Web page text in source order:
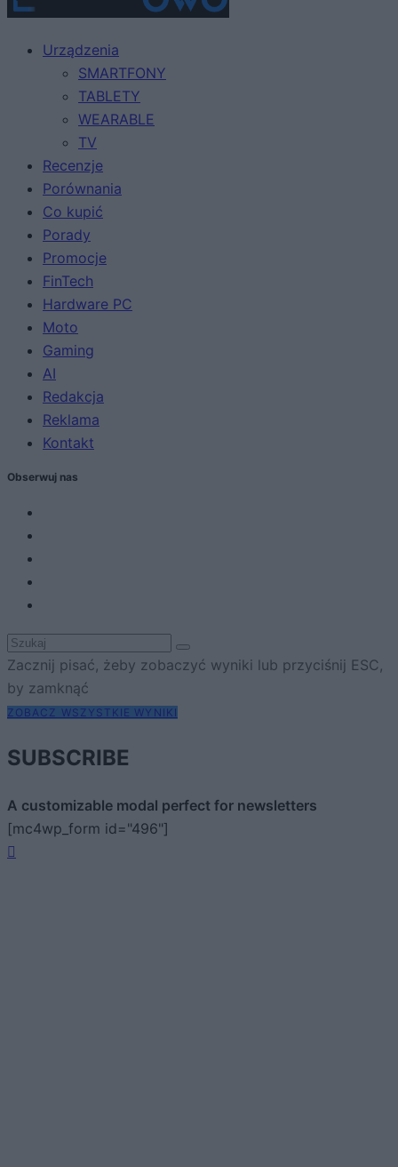
Urządzenia
SMARTFONY
TABLETY
WEARABLE
TV
Recenzje
Porównania
Co kupić
Porady
Promocje
FinTech
Hardware PC
Moto
Gaming
AI
Redakcja
Reklama
Kontakt
Obserwuj nas
Zacznij pisać, żeby zobaczyć wyniki lub przyciśnij ESC,
by zamknąć
ZOBACZ WSZYSTKIE WYNIKI
SUBSCRIBE
A customizable modal perfect for newsletters
[mc4wp_form id="496"]